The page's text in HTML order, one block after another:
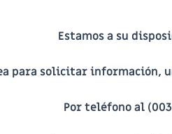
Estamos a su
para solicitar información,
Por teléfono al